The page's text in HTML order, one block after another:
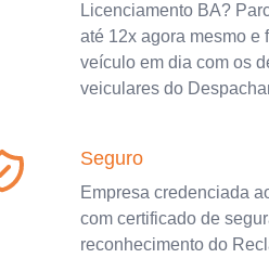
Licenciamento BA?
até 12x agora mesmo e
veículo em dia com os
veiculares do
Seguro
Empresa credenciada
com certificado de
reconhecimento do